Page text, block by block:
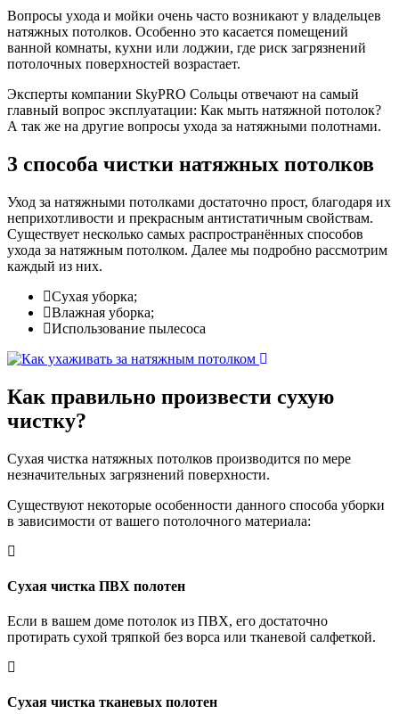
Вопросы ухода и мойки очень часто возникают у владельцев
натяжных потолков. Особенно это касается помещений
ванной комнаты, кухни или лоджии, где риск загрязнений
потолочных поверхностей возрастает.
Эксперты компании SkyPRO Сольцы отвечают на самый
главный вопрос эксплуатации: Как мыть натяжной потолок?
А так же на другие вопросы ухода за натяжными полотнами.
3 способа чистки натяжных потолков
Уход за натяжными потолками достаточно прост, благодаря их
неприхотливости и прекрасным антистатичным свойствам.
Существует несколько самых распространённых способов
ухода за натяжным потолком. Далее мы подробно рассмотрим
каждый из них.
Сухая уборка;
Влажная уборка;
Использование пылесоса
Как правильно произвести сухую
чистку?
Сухая чистка натяжных потолков производится по мере
незначительных загрязнений поверхности.
Существуют некоторые особенности данного способа уборки
в зависимости от вашего потолочного материала:
Сухая чистка ПВХ полотен
Если в вашем доме потолок из ПВХ, его достаточно
протирать сухой тряпкой без ворса или тканевой салфеткой.
Сухая чистка тканевых полотен